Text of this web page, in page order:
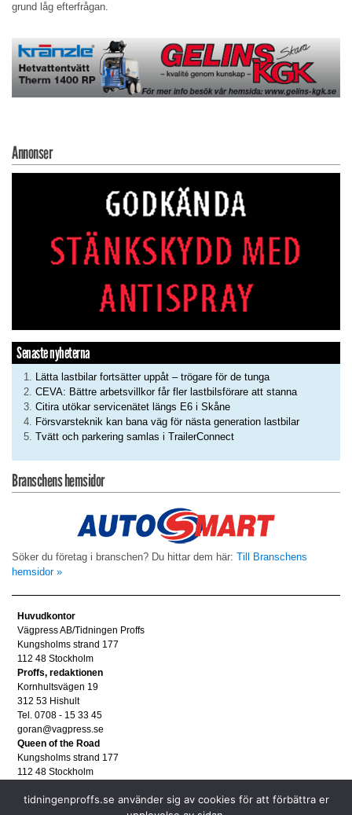
grund låg efterfrågan.
Annonser
Senaste nyheterna
Lätta lastbilar fortsätter uppåt – trögare för de tunga
CEVA: Bättre arbetsvillkor får fler lastbilsförare att stanna
Citira utökar servicenätet längs E6 i Skåne
Försvarsteknik kan bana väg för nästa generation lastbilar
Tvätt och parkering samlas i TrailerConnect
Branschens hemsidor
Söker du företag i branschen? Du hittar dem här: Till Branschens
hemsidor »
Huvudkontor
Vägpress AB/Tidningen Proffs
Kungsholms strand 177
112 48 Stockholm
Proffs, redaktionen
Kornhultsvägen 19
312 53 Hishult
Tel. 0708 - 15 33 45
goran@vagpress.se
Queen of the Road
Kungsholms strand 177
112 48 Stockholm
Tel. 08 - 653 83 80
tidningenproffs.se använder sig av cookies för att förbättra er